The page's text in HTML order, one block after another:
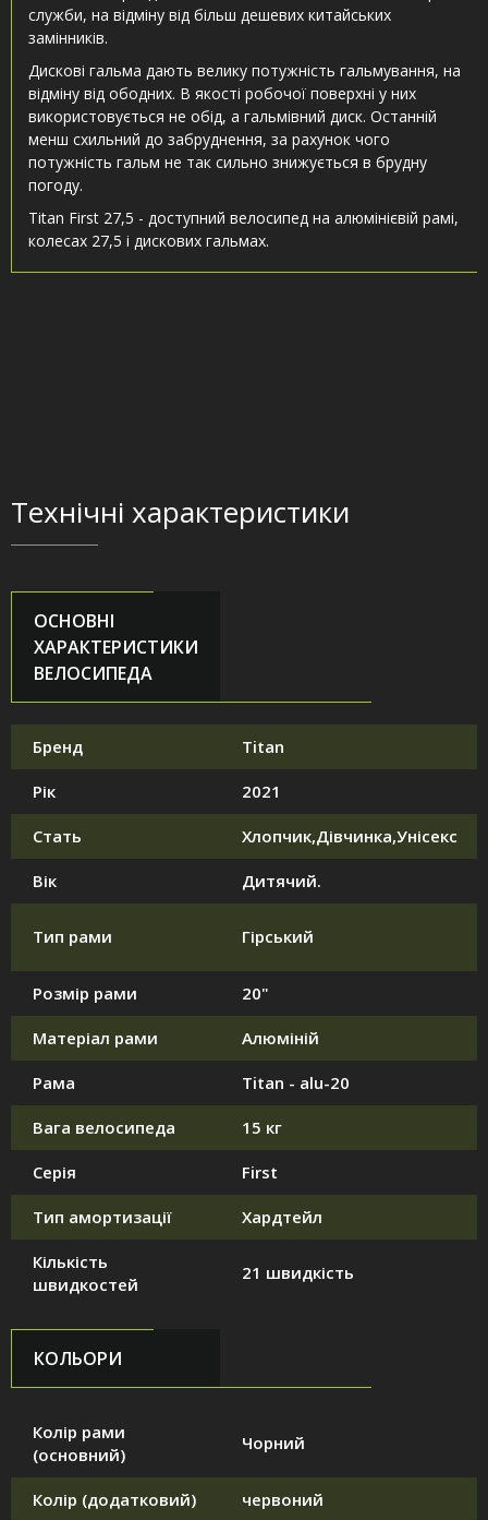
служби, на відміну від більш дешевих китайських
замінників.
Дискові гальма дають велику потужність гальмування, на
відміну від ободних. В якості робочої поверхні у них
використовується не обід, а гальмівний диск. Останній
менш схильний до забруднення, за рахунок чого
потужність гальм не так сильно знижується в брудну
погоду.
Titan First 27,5 - доступний велосипед на алюмінієвій рамі,
колесах 27,5 і дискових гальмах.
Технічні характеристики
ОСНОВНІ
ХАРАКТЕРИСТИКИ
ВЕЛОСИПЕДА
Бренд Titan
Рік 2021
Стать Хлопчик,Дівчинка,Унісекс
Вік Дитячий.
Тип рами Гірський
Розмір рами 20"
Матеріал рами Алюміній
Рама Titan - alu-20
Вага велосипеда 15 кг
Серія First
Тип амортизації Хардтейл
Кількість
швидкостей
21 швидкість
КОЛЬОРИ
Колір рами
(основний)
Чорний
Колір (додатковий) червоний